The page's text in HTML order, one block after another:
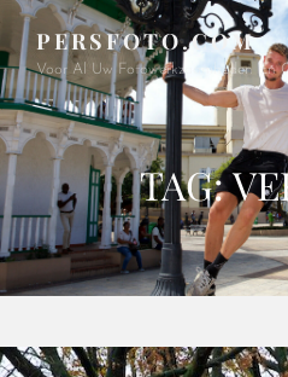
PERSFOTO.COM
Voor Al Uw Fotowerkzaamheden En
TAG: